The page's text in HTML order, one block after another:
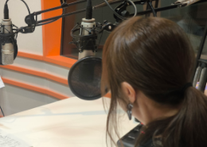
買うのは？
日として紹介されることが多い
イミングとして意識する人もいま
！ 花火すごかったですね！
ージからの景色も花火も最高でし